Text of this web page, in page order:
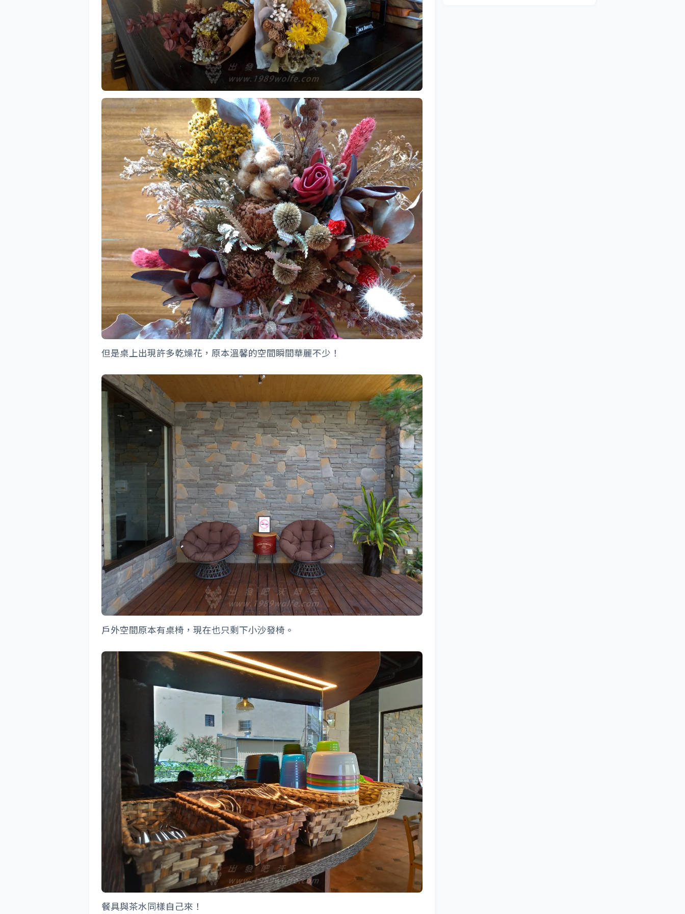
但是桌上出現許多乾燥花，原本溫馨的空間瞬間華麗不少！
戶外空間原本有桌椅，現在也只剩下小沙發椅。
餐具與茶水同樣自己來！